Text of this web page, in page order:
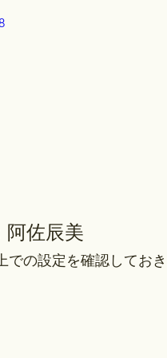
佐辰美
の設定を確認しておき